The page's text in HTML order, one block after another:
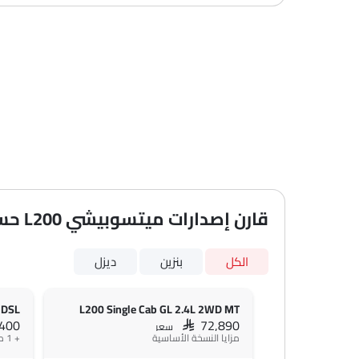
قارن إصدارات ميتسوبيشي L200 حسب المواصفات
الكل بنزين ديزل
L200 Single Cab GL 2.4L 2WD MT
SAR 72,890 سعر
مزايا النسخة الأساسية + 1 ميزة إضافية